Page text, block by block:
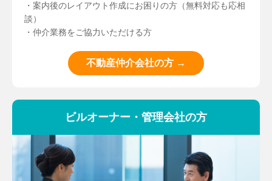
・案内後のレイアウト作成にお困りの方（無料対応も応相
談）
・仲介業務をご協力いただける方
不動産仲介会社の方 →
ビルオーナー・管理会社の方